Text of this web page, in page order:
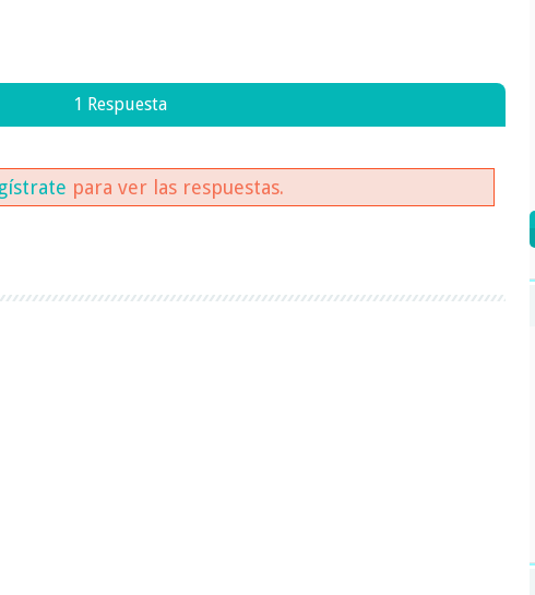
1 Respuesta
para ver las respuestas.